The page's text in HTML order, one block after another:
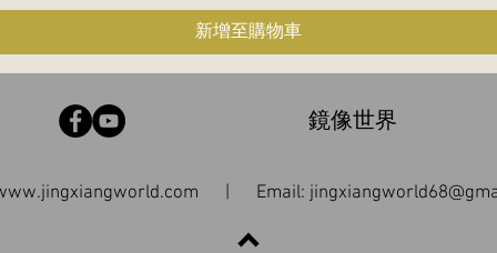
新增至購物車
鏡像世界
| Email: